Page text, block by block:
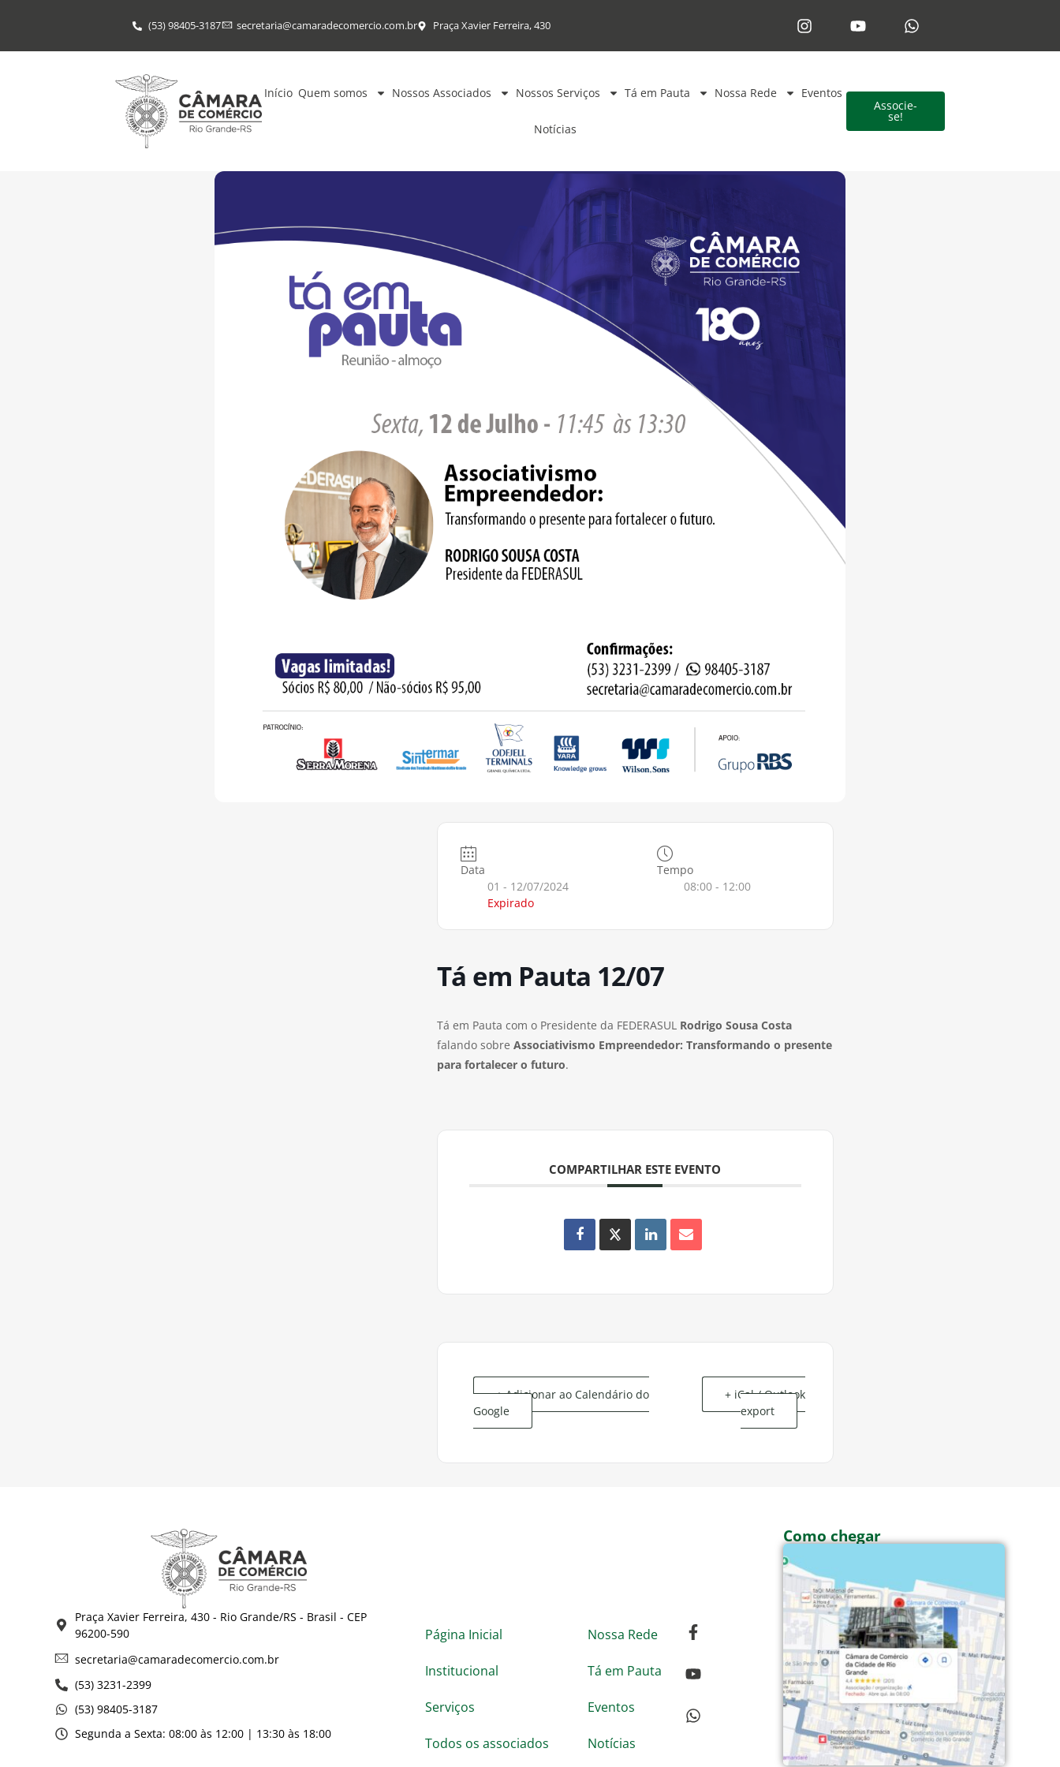
(53) 98405-3187 secretaria@​camaradecomercio.com.br Praça Xavier Ferreira, 430
Início Quem somos Nossos Associados Nossos Serviços Tá em Pauta Nossa Rede Eventos
Notícias
Associe-
se!
Data
01 - 12/07/2024
Expirado
Tempo
08:00 - 12:00
Tá em Pauta 12/07
Tá em Pauta com o Presidente da FEDERASUL Rodrigo Sousa Costa
falando sobre Associativismo Empreendedor: Transformando o presente
para fortalecer o futuro.
COMPARTILHAR ESTE EVENTO
+ Adicionar ao Calendário do
Google
+ iCal / Outlook
export
Praça Xavier Ferreira, 430 - Rio Grande/RS - Brasil - CEP
96200-590
secretaria@camaradecomercio.com.br
(53) 3231-2399
(53) 98405-3187
Segunda a Sexta: 08:00 às 12:00 | 13:30 às 18:00
Página Inicial
Institucional
Serviços
Todos os associados
Nossa Rede
Tá em Pauta
Eventos
Notícias
Como chegar